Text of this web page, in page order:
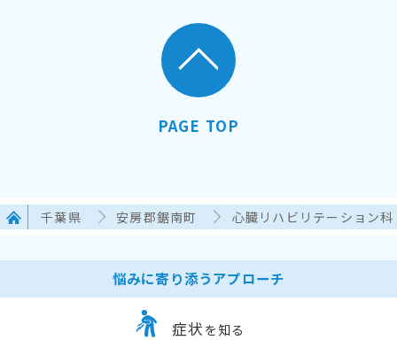
PAGE TOP
千葉県 安房郡鋸南町 心臓リハビリテーション科
悩みに寄り添うアプローチ
症状 を知る